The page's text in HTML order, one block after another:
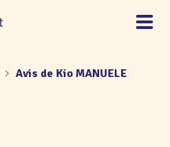
Avis de Kio MANUELE